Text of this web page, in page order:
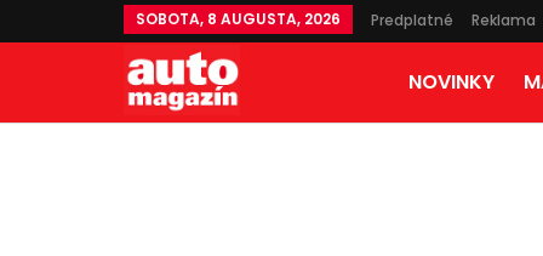
SOBOTA, 8 AUGUSTA, 2026 Predplatné Reklama
NOVINKY